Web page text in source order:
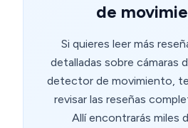
de
Si quieres leer más
detalladas sobre cámaras
detector de movimiento,
revisar las reseñas
Allí encontrarás miles